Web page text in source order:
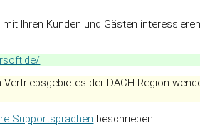
Ihren Kunden und Gästen
der DACH Region
Supportsprachen beschrieben.